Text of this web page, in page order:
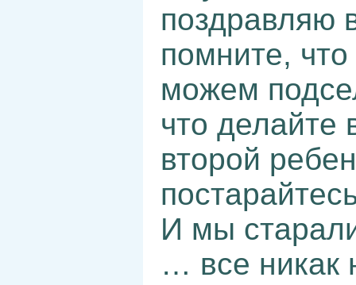
поздравляю
помните,
можем
что делайте
второй
И мы
… все никак